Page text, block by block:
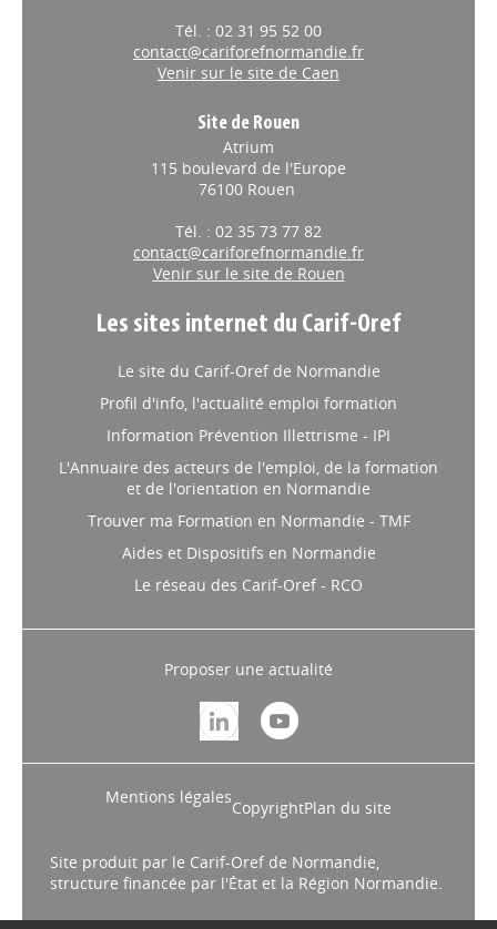
Tél. : 02 31 95 52 00
contact@cariforefnormandie.fr
Venir sur le site de Caen
Site de Rouen
Atrium
115 boulevard de l'Europe
76100 Rouen
Tél. : 02 35 73 77 82
contact@cariforefnormandie.fr
Venir sur le site de Rouen
Les sites internet du Carif-Oref
Le site du Carif-Oref de Normandie
Profil d'info, l'actualité emploi formation
Information Prévention Illettrisme - IPI
L'Annuaire des acteurs de l'emploi, de la formation
et de l'orientation en Normandie
Trouver ma Formation en Normandie - TMF
Aides et Dispositifs en Normandie
Le réseau des Carif-Oref - RCO
Proposer une actualité
Mentions légales
CopyrightPlan du site
Site produit par le Carif-Oref de Normandie,
structure financée par l'État et la Région Normandie.